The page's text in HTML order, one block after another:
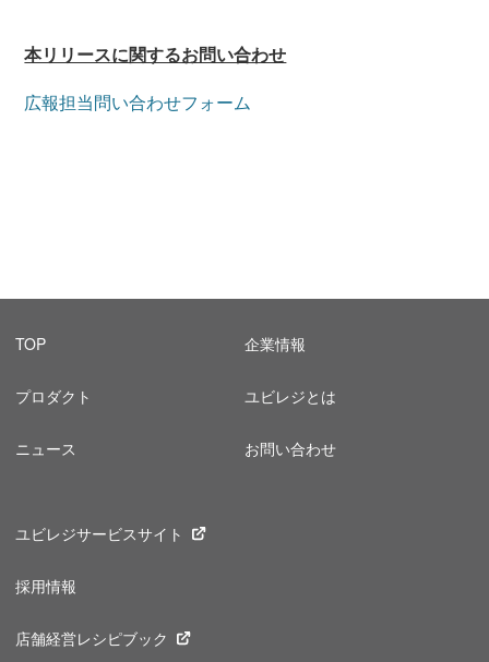
本リリースに関するお問い合わせ
広報担当問い合わせフォーム
TOP 企業情報
プロダクト ユビレジとは
ニュース お問い合わせ
ユビレジサービスサイト
採用情報
店舗経営レシピブック